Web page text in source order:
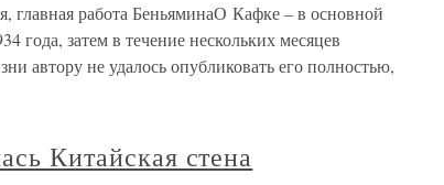
главная работа БеньяминаО Кафке – в основной
года, затем в течение нескольких месяцев
автору не удалось опубликовать его полностью,
Китайская стена